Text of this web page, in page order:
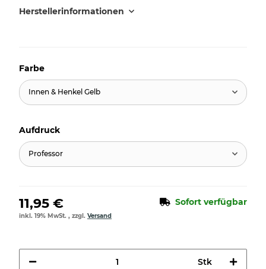
Herstellerinformationen
Farbe
Innen & Henkel Gelb
Aufdruck
Professor
11,95 € Sofort verfügbar
inkl. 19% MwSt. , zzgl. Versand
Stk